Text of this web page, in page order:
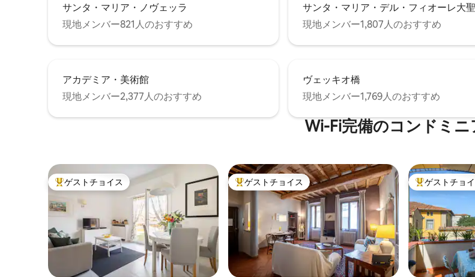
てのスペースはプライベートです Airbnb
チャット、メール、電話、SMS、
します コンティ通りのエリアはとてもエ
ます。フィレンツェの中心部に位置して
います。ドゥオーモや駅まで徒歩圏内で
す。 フォルム・ヴィア・デイ・コンティ
は、ドゥオーモ、ウフィツィ美術館、ヴ
ます。アパートから徒歩5分の場所に高速
列車の駅があります。この場所から、ロ
ーマ、ヴェネツィア、ミラノへの日帰り
旅行をするのは素晴らしいことだと多く
のゲストが感じています。タクシーサー
ビスやバス/路面電車もすぐそこで利用で
きます。
サンタ・マリア・ノヴェッラ
現地メンバー821人のおすすめ
サンタ・マリア・デル・フィオーレ大
現地メンバー1,807人のおすすめ
アカデミア・美術館
現地メンバー2,377人のおすすめ
ヴェッキオ橋
現地メンバー1,769人のおすすめ
Wi-Fi完備のコンドミニ
大好評のゲストチョイスです。
ゲストチョイス 大好評のゲストチョイスです。
ゲストチョイス 大好評のゲス
ゲストチョ